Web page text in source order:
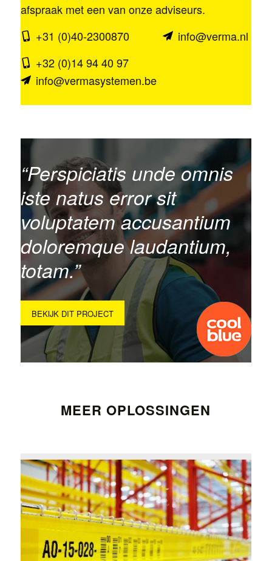
afspraak met een van onze adviseurs.
+31 (0)40-2300870
info@verma.nl
+32 (0)14 94 40 97
info@vermasystemen.be
“Perspiciatis unde omnis
iste natus error sit
voluptatem accusantium
doloremque laudantium,
totam.”
BEKIJK DIT PROJECT
MEER OPLOSSINGEN